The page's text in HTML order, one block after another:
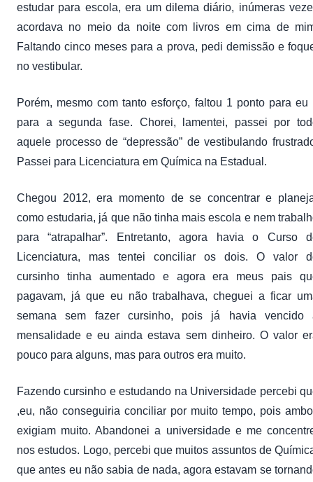
estudar para escola, era um dilema diário, inúmeras
acordava no meio da noite com livros em cima de
Faltando cinco meses para a prova, pedi demissão e
no vestibular.
Porém, mesmo com tanto esforço, faltou 1 ponto para eu
para a segunda fase. Chorei, lamentei, passei por
aquele processo de “depressão” de vestibulando
Passei para Licenciatura em Química na Estadual.
Chegou 2012, era momento de se concentrar e
como estudaria, já que não tinha mais escola e nem
para “atrapalhar”. Entretanto, agora havia o Curso
Licenciatura, mas tentei conciliar os dois. O valor
cursinho tinha aumentado e agora era meus pais
pagavam, já que eu não trabalhava, cheguei a ficar
semana sem fazer cursinho, pois já havia vencido
mensalidade e eu ainda estava sem dinheiro. O valor
pouco para alguns, mas para outros era muito.
Fazendo cursinho e estudando na Universidade percebi
,eu, não conseguiria conciliar por muito tempo, pois
exigiam muito. Abandonei a universidade e me
nos estudos. Logo, percebi que muitos assuntos de
que antes eu não sabia de nada, agora estavam se